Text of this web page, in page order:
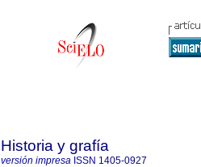
Historia y grafía
versión impresa ISSN 1405-0927